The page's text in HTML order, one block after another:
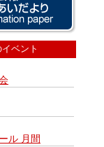
ベント
ル 月間